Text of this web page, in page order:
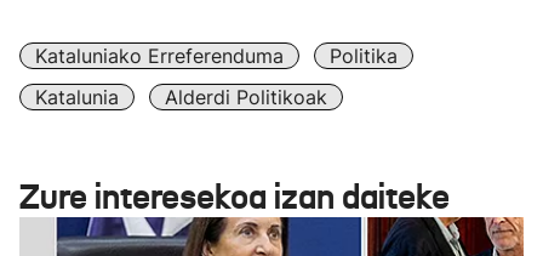
Kataluniako Erreferenduma
Politika
Katalunia
Alderdi Politikoak
Zure interesekoa izan daiteke